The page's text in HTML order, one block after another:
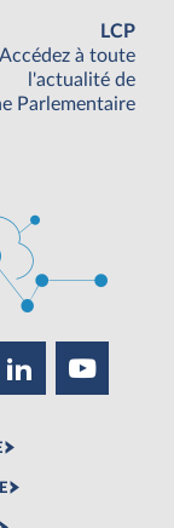
LCP
Accédez à toute
l'actualité de
Parlementaire